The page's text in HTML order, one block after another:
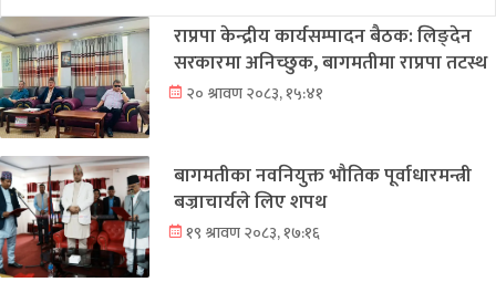
राप्रपा केन्द्रीय कार्यसम्पादन बैठक: लिङ्देन
सरकारमा अनिच्छुक, बागमतीमा राप्रपा तटस्थ
२० श्रावण २०८३, १५:४१
बागमतीका नवनियुक्त भौतिक पूर्वाधारमन्त्री
बज्राचार्यले लिए शपथ
१९ श्रावण २०८३, १७:१६